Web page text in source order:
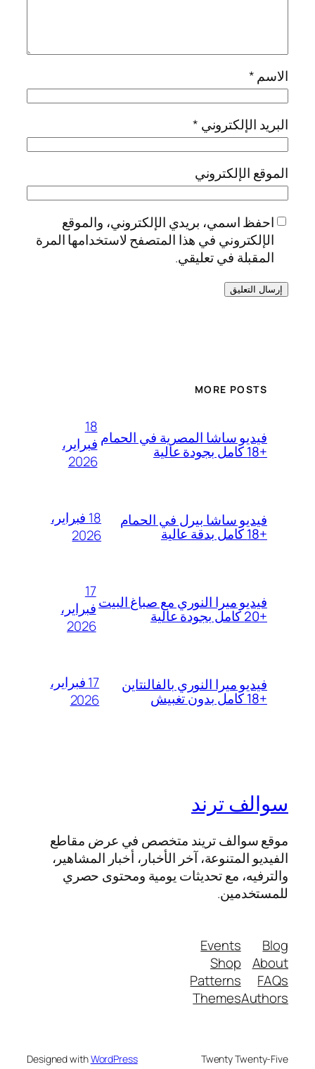
الاسم*
البريد الإلكتروني *
الموقع الإلكتروني
احفظ اسمي، بريدي الإلكتروني، والموقع
الإلكتروني في هذا المتصفح لاستخدامها المرة
المقبلة في تعليقي.
MORE POSTS
فيديو ساشا المصرية في الحمام
+18 كامل بجودة عالية
18
فبراير،
2026
فيديو ساشا بيرل في الحمام
+18 كامل بدقة عالية
18 فبراير،
2026
فيديو ميرا النوري مع صباغ البيت
+20 كامل بجودة عالية
17
فبراير،
2026
فيديو ميرا النوري بالفالنتاين
+18 كامل بدون تغبيش
17 فبراير،
2026
سوالف ترند
موقع سوالف تريند متخصص في عرض مقاطع
الفيديو المتنوعة، آخر الأخبار، أخبار المشاهير،
والترفيه، مع تحديثات يومية ومحتوى حصري
للمستخدمين.
Blog
About
FAQs
Authors
Events
Shop
Patterns
Themes
Twenty Twenty-Five
Designed withWordPress